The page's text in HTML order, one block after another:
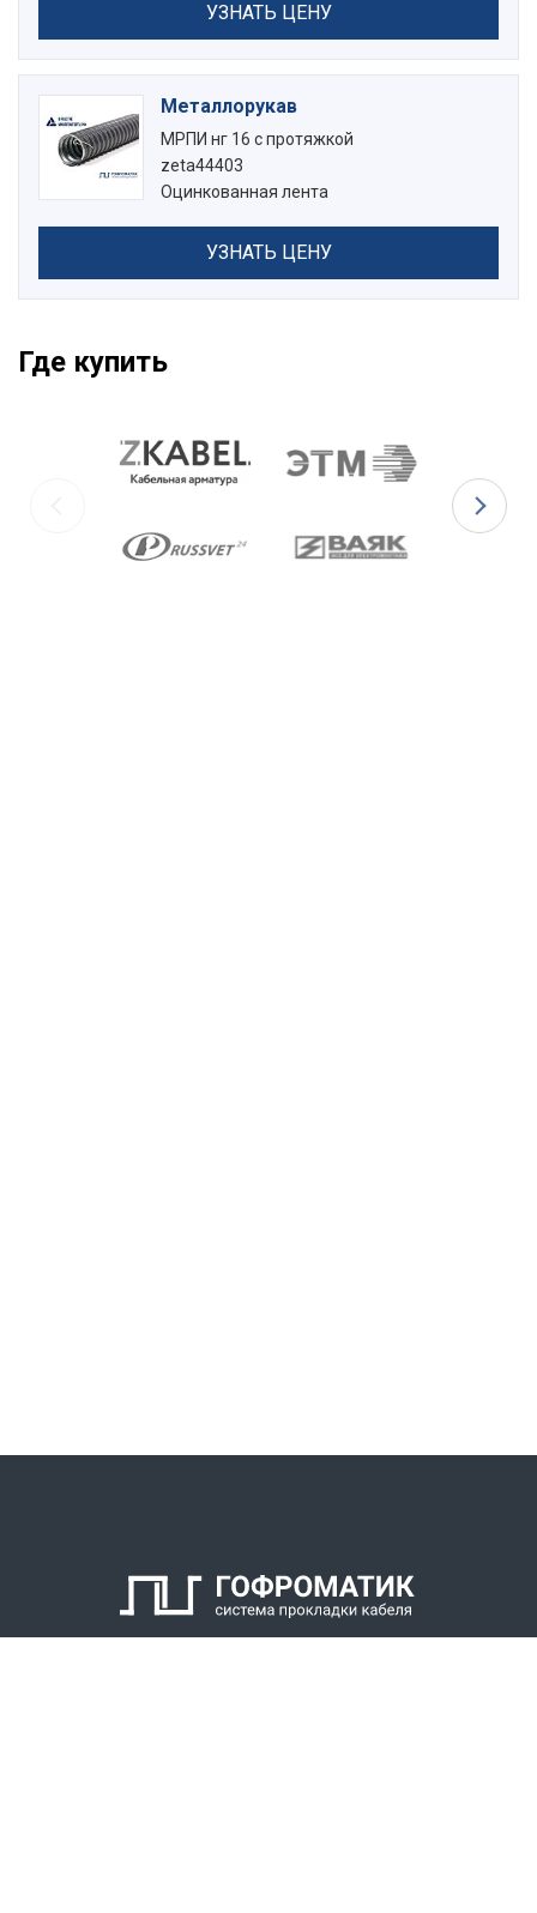
УЗНАТЬ ЦЕНУ
Металлорукав
МРПИ нг 16 с протяжкой
zeta44403
Оцинкованная лента
УЗНАТЬ ЦЕНУ
Где купить